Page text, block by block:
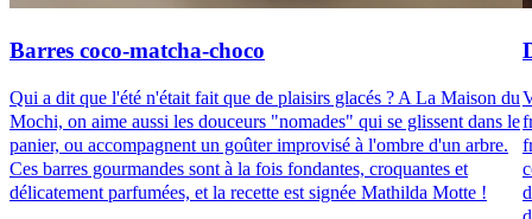
Barres coco-matcha-choco
Qui a dit que l'été n'était fait que de plaisirs glacés ? A La Maison du
Mochi, on aime aussi les douceurs "nomades" qui se glissent dans le
panier, ou accompagnent un goûter improvisé à l'ombre d'un arbre.
Ces barres gourmandes sont à la fois fondantes, croquantes et
délicatement parfumées, et la recette est signée Mathilda Motte !